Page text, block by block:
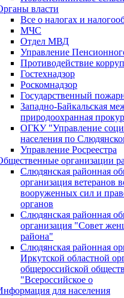
власти
Все о налогах и
МЧС
Отдел МВД
Управление
Противодействие
Гостехнадзор
Роскомнадзор
Государственный
Западно-Байкальская
природоохранная
ОГКУ "Управление
населения по
Управление Росреестра
организации
Слюдянская районная
организация ветеранов
вооруженных сил и
органов
Слюдянская районная
организация "Совет
района"
Слюдянская районная
Иркутской областной
общероссийской
"Всероссийское о
для населения